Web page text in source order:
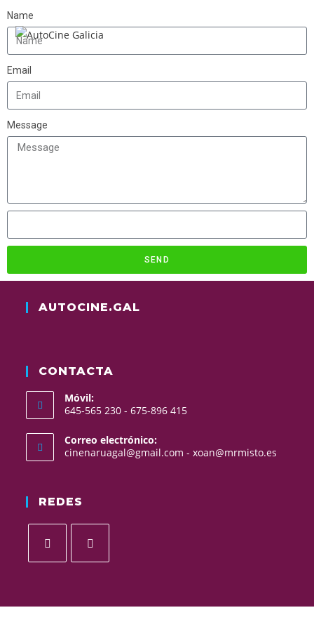
Name
Email
Message
SEND
AUTOCINE.GAL
CONTACTA
Móvil:
645-565 230 - 675-896 415
Correo electrónico:
cinenaruagal@gmail.com - xoan@mrmisto.es
REDES